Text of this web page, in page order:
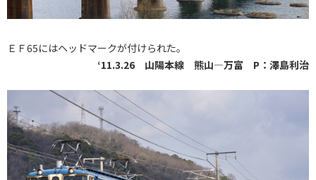
ＥＦ65にはヘッドマークが付けられた。
‘11.3.26 山陽本線 熊山―万富 P：澤島利治